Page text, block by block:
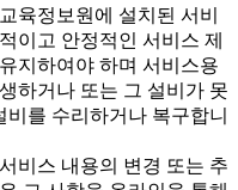
육정보원에 설치된 서비
이고 안정적인 서비스 제
지하여야 하며 서비스용
하거나 또는 그 설비가 못
비를 수리하거나 복구합니
비스 내용의 변경 또는 추